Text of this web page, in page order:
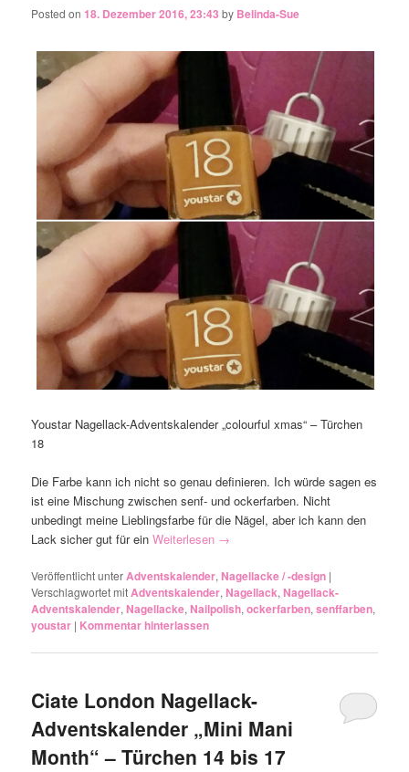
Posted on18. Dezember 2016, 23:43 by Belinda-Sue
Youstar Nagellack-Adventskalender „colourful xmas“ – Türchen
18
Die Farbe kann ich nicht so genau definieren. Ich würde sagen es
ist eine Mischung zwischen senf- und ockerfarben. Nicht
unbedingt meine Lieblingsfarbe für die Nägel, aber ich kann den
Lack sicher gut für einWeiterlesen →
Veröffentlicht unterAdventskalender,Nagellacke / -design |
Verschlagwortet mitAdventskalender,Nagellack,Nagellack-
Adventskalender,Nagellacke,Nailpolish,ockerfarben,senffarben,
youstar | Kommentar hinterlassen
Ciate London Nagellack-
Adventskalender „Mini Mani
Month“ – Türchen 14 bis 17